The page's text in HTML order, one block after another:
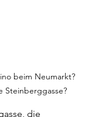
beim Neumarkt?
Steinberggasse?
die